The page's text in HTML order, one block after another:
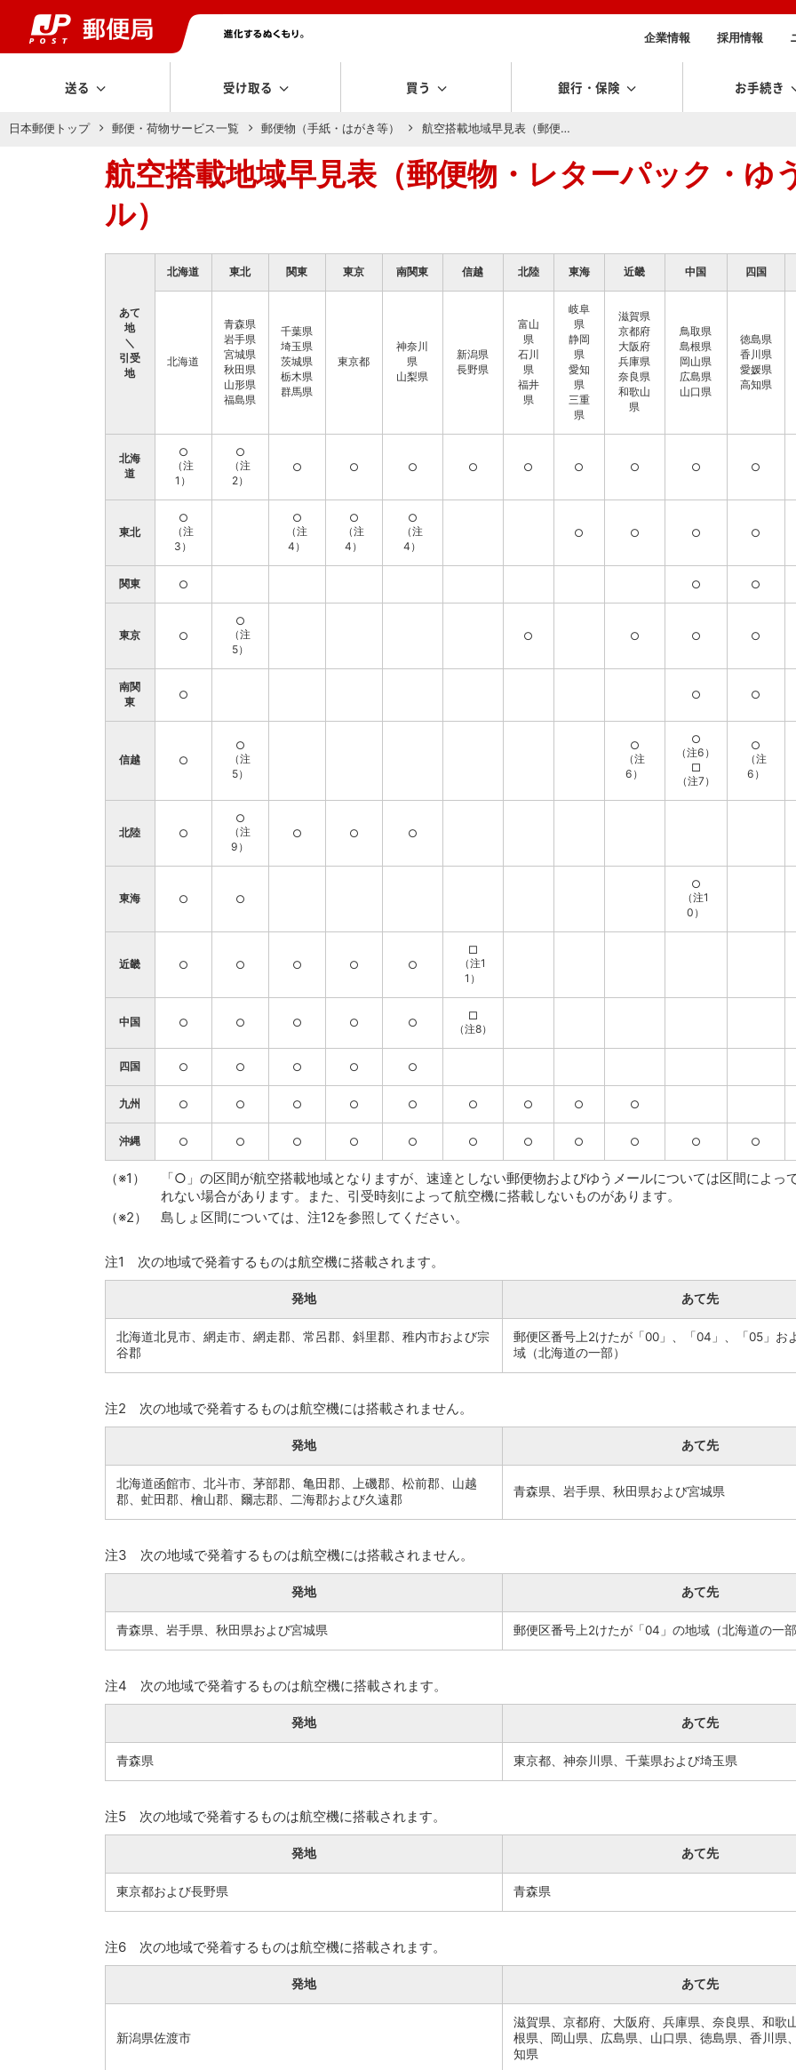
企業情報 採用情報
送る 受け取る 買う 銀行・保険 お手続き
日本郵便トップ 郵便・荷物サービス一覧 郵便物（手紙・はがき等） 航空搭載地域早見表（郵便…
航空搭載地域早見表（郵便物・レターパック・ゆ
ル）
あて
地
＼
引受
地
北海道 東北 関東 東京 南関東 信越 北陸 東海 近畿 中国 四国
北海道
青森県
岩手県
宮城県
秋田県
山形県
福島県
千葉県
埼玉県
茨城県
栃木県
群馬県
東京都
神奈川
県
山梨県
新潟県
長野県
富山
県
石川
県
福井
県
岐阜
県
静岡
県
愛知
県
三重
県
滋賀県
京都府
大阪府
兵庫県
奈良県
和歌山
県
鳥取県
島根県
岡山県
広島県
山口県
徳島県
香川県
愛媛県
高知県
北海
道
○
（注
1）
○
（注
2）
○ ○ ○ ○ ○ ○ ○ ○ ○
東北
○
（注
3）
○
（注
4）
○
（注
4）
○
（注
4）
○ ○ ○ ○
関東 ○ ○ ○
東京 ○
○
（注
5）
○ ○ ○ ○
南関
東
○ ○ ○
信越 ○
○
（注
5）
○
（注
6）
○
（注6）
□
（注7）
○
（注
6）
北陸 ○
○
（注
9）
○ ○ ○
東海 ○ ○
○
（注1
0）
近畿 ○ ○ ○ ○ ○
□
（注1
1）
中国 ○ ○ ○ ○ ○
□
（注8）
四国 ○ ○ ○ ○ ○
九州 ○ ○ ○ ○ ○ ○ ○ ○ ○
沖縄 ○ ○ ○ ○ ○ ○ ○ ○ ○ ○ ○
「○」の区間が航空搭載地域となりますが、速達としない郵便物およびゆうメールについては区間によっ
れない場合があります。また、引受時刻によって航空機に搭載しないものがあります。
島しょ区間については、注12を参照してください。
注1 次の地域で発着するものは航空機に搭載されます。
発地 あて先
北海道北見市、網走市、網走郡、常呂郡、斜里郡、稚内市および宗
谷郡
郵便区番号上2けたが「00」、「04」、「05」お
域（北海道の一部）
注2 次の地域で発着するものは航空機には搭載されません。
発地 あて先
北海道函館市、北斗市、茅部郡、亀田郡、上磯郡、松前郡、山越
郡、虻田郡、檜山郡、爾志郡、二海郡および久遠郡
青森県、岩手県、秋田県および宮城県
注3 次の地域で発着するものは航空機には搭載されません。
発地 あて先
青森県、岩手県、秋田県および宮城県 郵便区番号上2けたが「04」の地域（北海道の一
注4 次の地域で発着するものは航空機に搭載されます。
発地 あて先
青森県 東京都、神奈川県、千葉県および埼玉県
注5 次の地域で発着するものは航空機に搭載されます。
発地 あて先
東京都および長野県 青森県
注6 次の地域で発着するものは航空機に搭載されます。
発地 あて先
新潟県佐渡市
滋賀県、京都府、大阪府、兵庫県、奈良県、和歌
根県、岡山県、広島県、山口県、徳島県、香川県
知県